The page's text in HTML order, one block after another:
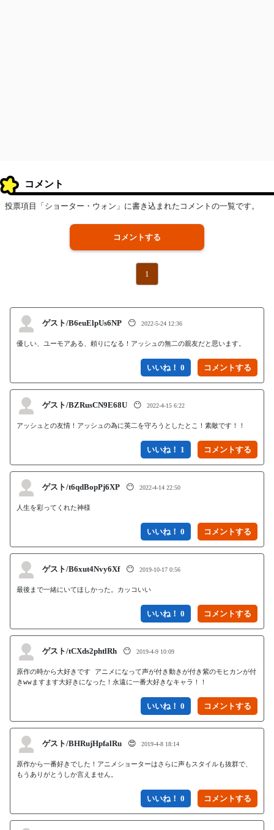
コメント
投票項目「ショーター・ウォン」に書き込まれたコメントの一覧です。
コメントする
1
ゲスト/B6euElpUs6NP 😶 2022-5-24 12:36
優しい、ユーモアある、頼りになる！アッシュの無二の親友だと思います。
いいね！ 0
ゲスト/BZRusCN9E68U 😶 2022-4-15 6:22
アッシュとの友情！アッシュの為に英二を守ろうとしたとこ！素敵です！！
いいね！ 1
ゲスト/t6qdBopPj6XP 😶 2022-4-14 22:50
人生を彩ってくれた神様
いいね！ 0
ゲスト/B6xut4Nvy6Xf 😶 2019-10-17 0:56
最後まで一緒にいてほしかった。カッコいい
いいね！ 0
ゲスト/tCXds2phtlRh 😶 2019-4-9 10:09
原作の時から大好きです アニメになって声が付き動きが付き紫のモヒカンが付
きwwますます大好きになった！永遠に一番大好きなキャラ！！
いいね！ 0
ゲスト/BHRujHpfalRu 😍 2019-4-8 18:14
原作から一番好きでした！アニメショーターはさらに声もスタイルも抜群で、
もうありがとうしか言えません。
いいね！ 0